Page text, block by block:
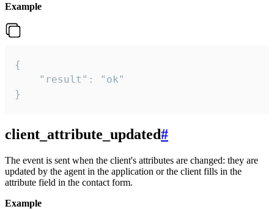
Example
{
    "result": "ok"
}
client_attribute_updated#
The event is sent when the client's attributes are changed: they are
updated by the agent in the application or the client fills in the
attribute field in the contact form.
Example